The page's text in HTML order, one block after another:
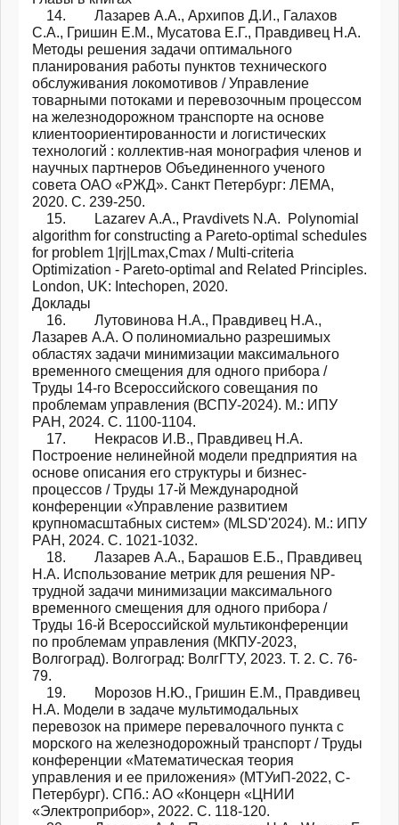
14. Лазарев А.А., Архипов Д.И., Галахов
С.А., Гришин Е.М., Мусатова Е.Г., Правдивец Н.А.
Методы решения задачи оптимального
планирования работы пунктов технического
обслуживания локомотивов / Управление
товарными потоками и перевозочным процессом
на железнодорожном транспорте на основе
клиентоориентированности и логистических
технологий : коллектив-ная монография членов и
научных партнеров Объединенного ученого
совета ОАО «РЖД». Санкт Петербург: ЛЕМА,
2020. С. 239-250.
15. Lazarev А.А., Pravdivets N.A. Polynomial
algorithm for constructing a Pareto-optimal schedules
for problem 1|rj|Lmax,Cmax / Multi-criteria
Optimization - Pareto-optimal and Related Principles.
London, UK: Intechopen, 2020.
Доклады
16. Лутовинова Н.А., Правдивец Н.А.,
Лазарев А.А. О полиномиально разрешимых
областях задачи минимизации максимального
временного смещения для одного прибора /
Труды 14-го Всероссийского совещания по
проблемам управления (ВСПУ-2024). М.: ИПУ
РАН, 2024. С. 1100-1104.
17. Некрасов И.В., Правдивец Н.А.
Построение нелинейной модели предприятия на
основе описания его структуры и бизнес-
процессов / Труды 17-й Международной
конференции «Управление развитием
крупномасштабных систем» (MLSD'2024). М.: ИПУ
РАН, 2024. С. 1021-1032.
18. Лазарев А.А., Барашов Е.Б., Правдивец
Н.А. Использование метрик для решения NP-
трудной задачи минимизации максимального
временного смещения для одного прибора /
Труды 16-й Всероссийской мультиконференции
по проблемам управления (МКПУ-2023,
Волгоград). Волгоград: ВолгГТУ, 2023. Т. 2. С. 76-
79.
19. Морозов Н.Ю., Гришин Е.М., Правдивец
Н.А. Модели в задаче мультимодальных
перевозок на примере перевалочного пункта с
морского на железнодорожный транспорт / Труды
конференции «Математическая теория
управления и ее приложения» (МТУиП-2022, С-
Петербург). СПб.: АО «Концерн «ЦНИИ
«Электроприбор», 2022. С. 118-120.